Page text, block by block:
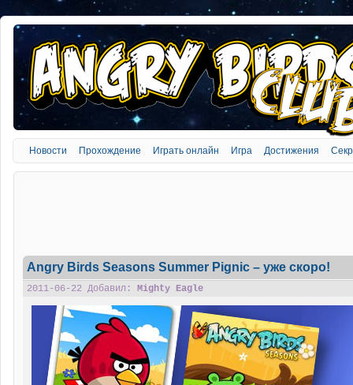
Новости Прохождение Играть онлайн Игра Достижения
Angry Birds Seasons Summer Pignic – уже скоро!
2011-06-22 Добавил: Mighty Eagle